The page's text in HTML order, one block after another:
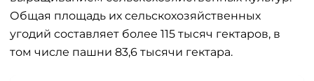
Общая площадь их сельскохозяйственных
угодий составляет более 115 тысяч гектаров, в
том числе пашни 83,6 тысячи гектара.